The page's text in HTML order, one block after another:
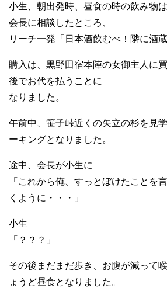
小生、朝出発時、昼食の時の飲み物
会長に相談したところ、
リーチ一発「日本酒飲むべ！隣に酒
購入は、黒野田宿本陣の女御主人に
後でお代を払うことに
なりました。
午前中、笹子峠近くの矢立の杉を見
ーキングとなりました。
途中、会長が小生に
「これから俺、すっとぼけたことを
くように・・・」
小生
「？？？」
その後まだまだ歩き、お腹が減って
ょうど昼食となりました。